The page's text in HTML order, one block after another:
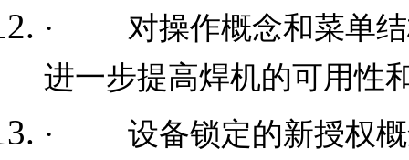
· 对操作概念和菜单
进一步提高焊机的可用性
· 设备锁定的新授权